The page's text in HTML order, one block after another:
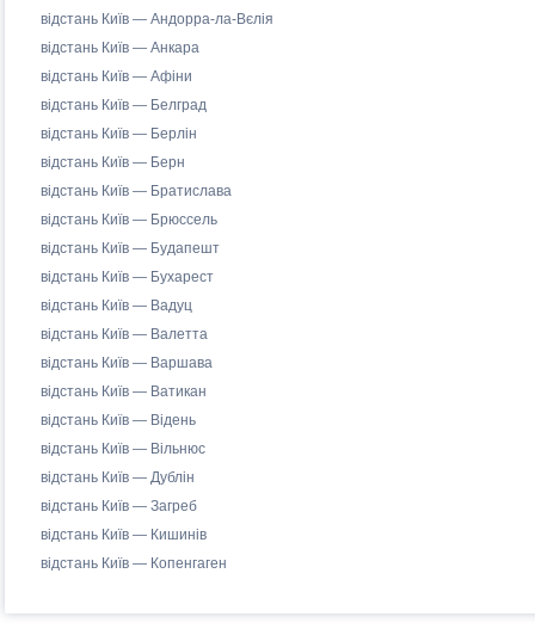
відстань Київ — Андорра-ла-Вєлія
відстань Київ — Анкара
відстань Київ — Афіни
відстань Київ — Белград
відстань Київ — Берлін
відстань Київ — Берн
відстань Київ — Братислава
відстань Київ — Брюссель
відстань Київ — Будапешт
відстань Київ — Бухарест
відстань Київ — Вадуц
відстань Київ — Валетта
відстань Київ — Варшава
відстань Київ — Ватикан
відстань Київ — Відень
відстань Київ — Вільнюс
відстань Київ — Дублін
відстань Київ — Загреб
відстань Київ — Кишинів
відстань Київ — Копенгаген